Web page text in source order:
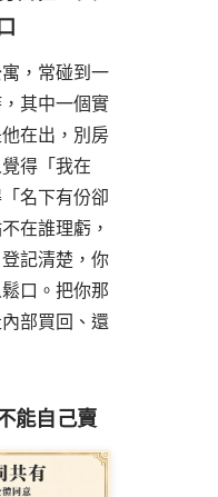
，常碰到一
其中一個實
在出，別房
得「我在
名下有份卻
在誰理虧，
記清楚，你
口。把你那
部買回、還
能自己賣